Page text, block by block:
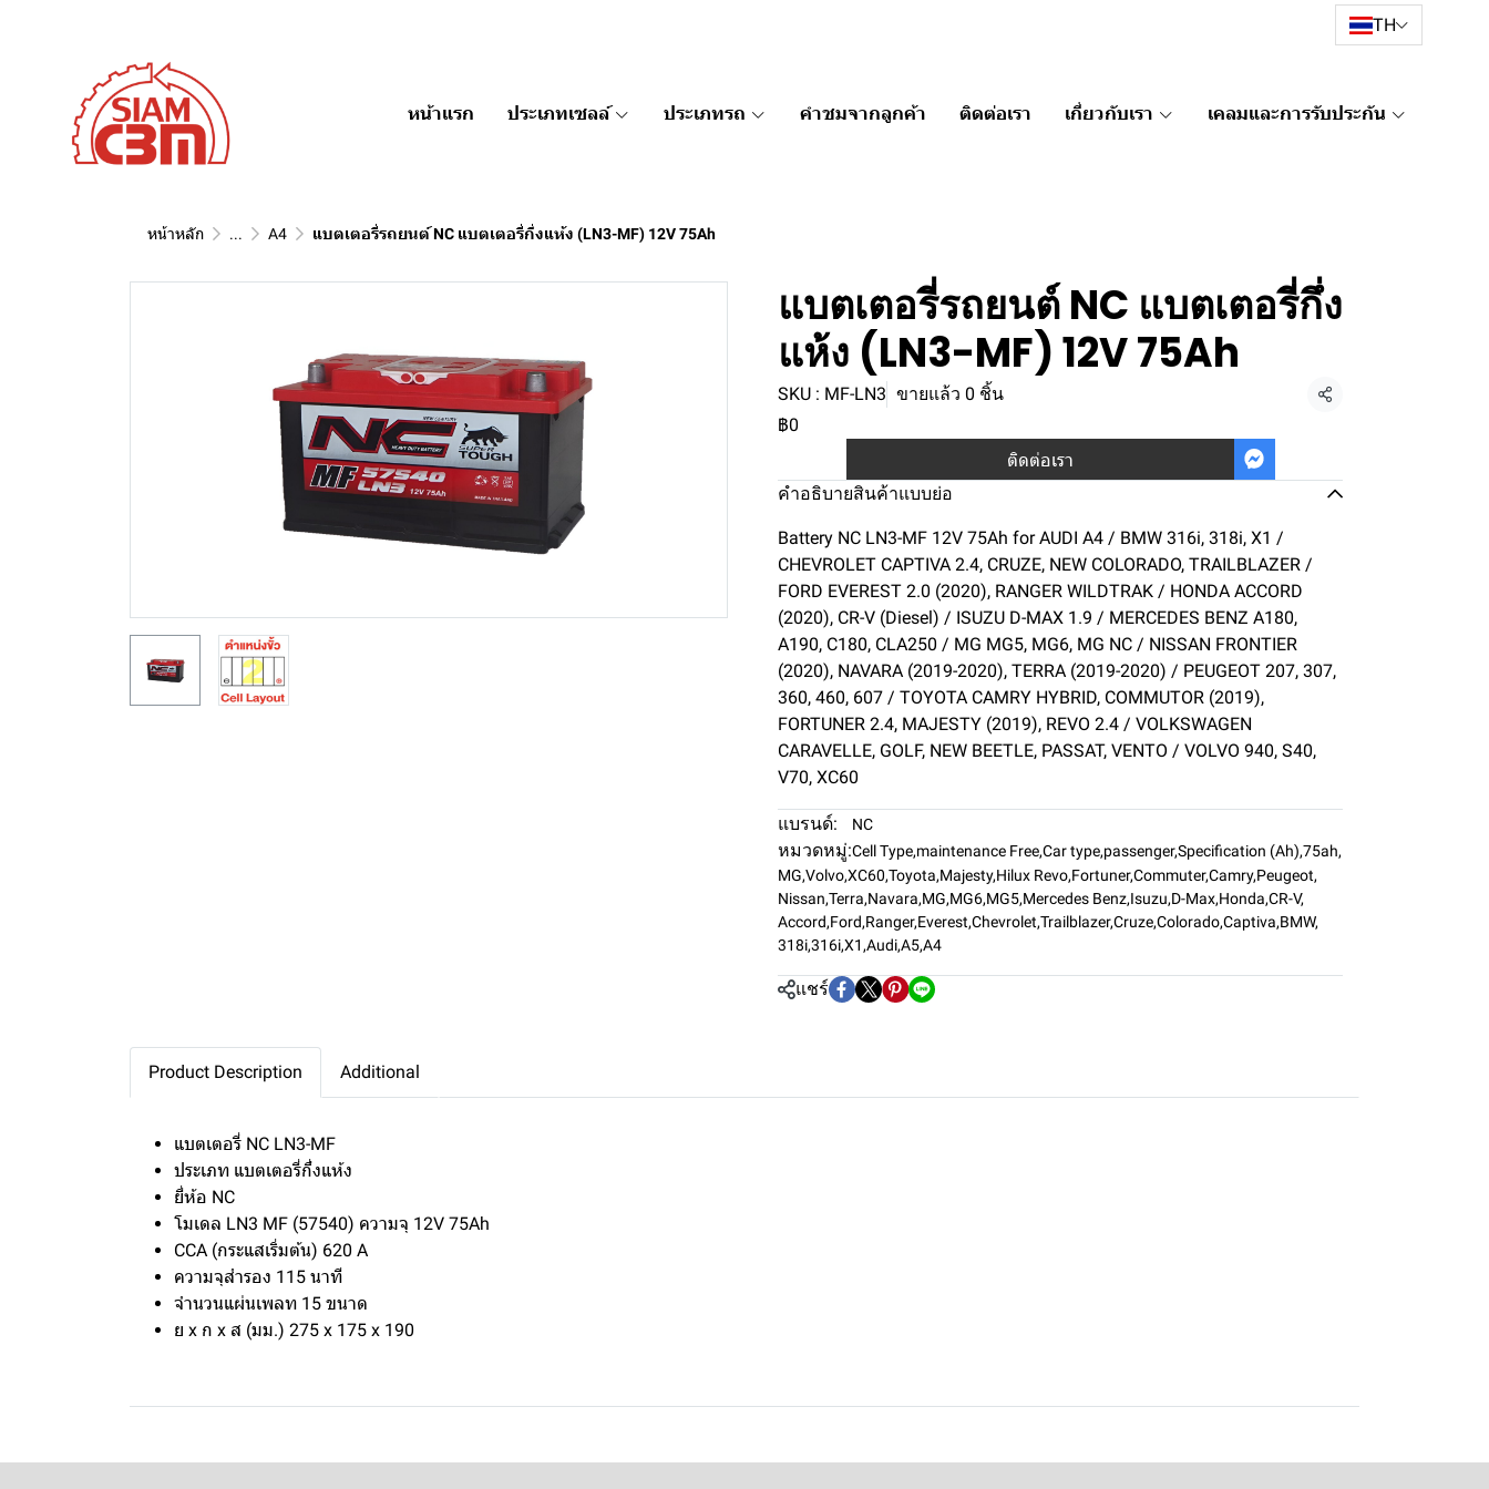
TH
หน้าแรก ประเภทเซลล์ ประเภทรถ คำชมจากลูกค้า ติดต่อเรา เกี่ยวกับเรา เคลมและการรับประกัน
หน้าหลัก ... A4 แบตเตอรี่รถยนต์ NC แบตเตอรี่กึ่งแห้ง (LN3-MF) 12V 75Ah
แบตเตอรี่รถยนต์ NC แบตเตอรี่กึ่ง
แห้ง (LN3-MF) 12V 75Ah
SKU : MF-LN3 ขายแล้ว 0 ชิ้น แชร์
฿0
ติดต่อเรา
คำอธิบายสินค้าแบบย่อ
Battery NC LN3-MF 12V 75Ah for AUDI A4 / BMW 316i, 318i, X1 /
CHEVROLET CAPTIVA 2.4, CRUZE, NEW COLORADO, TRAILBLAZER /
FORD EVEREST 2.0 (2020), RANGER WILDTRAK / HONDA ACCORD
(2020), CR-V (Diesel) / ISUZU D-MAX 1.9 / MERCEDES BENZ A180,
A190, C180, CLA250 / MG MG5, MG6, MG NC / NISSAN FRONTIER
(2020), NAVARA (2019-2020), TERRA (2019-2020) / PEUGEOT 207, 307,
360, 460, 607 / TOYOTA CAMRY HYBRID, COMMUTOR (2019),
FORTUNER 2.4, MAJESTY (2019), REVO 2.4 / VOLKSWAGEN
CARAVELLE, GOLF, NEW BEETLE, PASSAT, VENTO / VOLVO 940, S40,
V70, XC60
แบรนด์: NC
หมวดหมู่:Cell Type,maintenance Free,Car type,passenger,Specification (Ah),75ah,
MG,Volvo,XC60,Toyota,Majesty,Hilux Revo,Fortuner,Commuter,Camry,Peugeot,
Nissan,Terra,Navara,MG,MG6,MG5,Mercedes Benz,Isuzu,D-Max,Honda,CR-V,
Accord,Ford,Ranger,Everest,Chevrolet,Trailblazer,Cruze,Colorado,Captiva,BMW,
318i,316i,X1 ,Audi,A5,A4
แชร์
Product Description Additional
แบตเตอรี่ NC LN3-MF
ประเภท แบตเตอรี่กึ่งแห้ง
ยี่ห้อ NC
โมเดล LN3 MF (57540) ความจุ 12V 75Ah
CCA (กระแสเริ่มต้น) 620 A
ความจุสำรอง 115 นาที
จำนวนแผ่นเพลท 15 ขนาด
ย x ก x ส (มม.) 275 x 175 x 190